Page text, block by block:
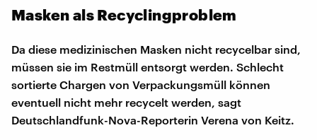
Masken als Recyclingproblem
Da diese medizinischen Masken nicht recycelbar sind,
müssen sie im Restmüll entsorgt werden. Schlecht
sortierte Chargen von Verpackungsmüll können
eventuell nicht mehr recycelt werden, sagt
Deutschlandfunk-Nova-Reporterin Verena von Keitz.